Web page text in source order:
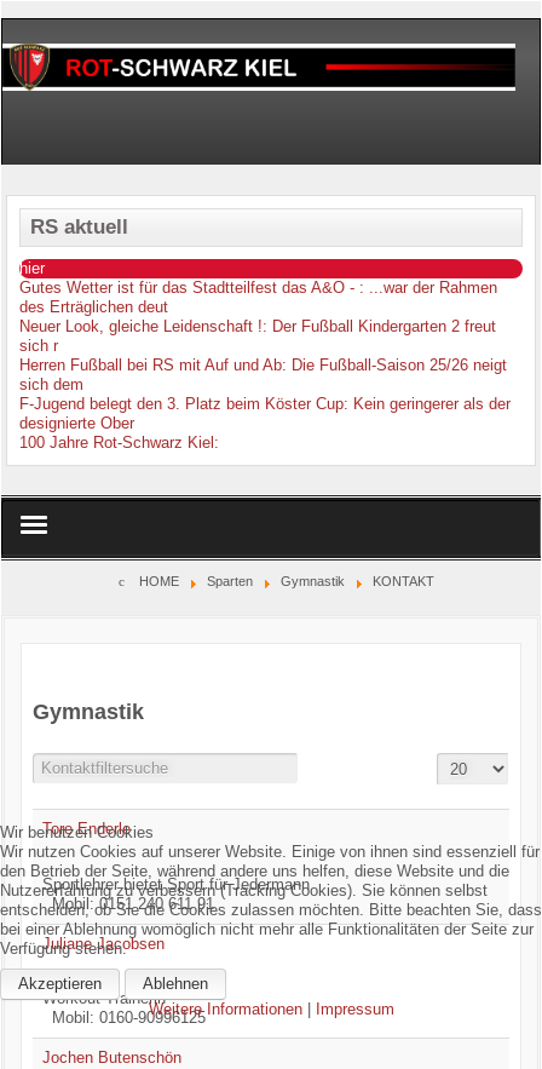
RS aktuell
hier
Gutes Wetter ist für das Stadtteilfest das A&O - : ...war der Rahmen
des Erträglichen deut
Neuer Look, gleiche Leidenschaft !: Der Fußball Kindergarten 2 freut
sich r
Herren Fußball bei RS mit Auf und Ab: Die Fußball-Saison 25/26 neigt
sich dem
F-Jugend belegt den 3. Platz beim Köster Cup: Kein geringerer als der
designierte Ober
100 Jahre Rot-Schwarz Kiel :
Kinderschutz
Sparten
Events
Gastronomie
Aktuell
HOME Sparten Gymnastik KONTAKT
Gymnastik
Gesperrt Filter Field Anzeige #
Tore Enderle
Sportlehrer bietet Sport für Jedermann
Mobil: 0151 240 611 91
Juliane Jacobsen
Workout Trainerin
Mobil: 0160-90996125
Jochen Butenschön
Wir benutzen Cookies
Wir nutzen Cookies auf unserer Website. Einige von ihnen sind essenziell für
den Betrieb der Seite, während andere uns helfen, diese Website und die
Nutzererfahrung zu verbessern (Tracking Cookies). Sie können selbst
entscheiden, ob Sie die Cookies zulassen möchten. Bitte beachten Sie, dass
bei einer Ablehnung womöglich nicht mehr alle Funktionalitäten der Seite zur
Verfügung stehen.
Akzeptieren
Ablehnen
Weitere Informationen| Impressum